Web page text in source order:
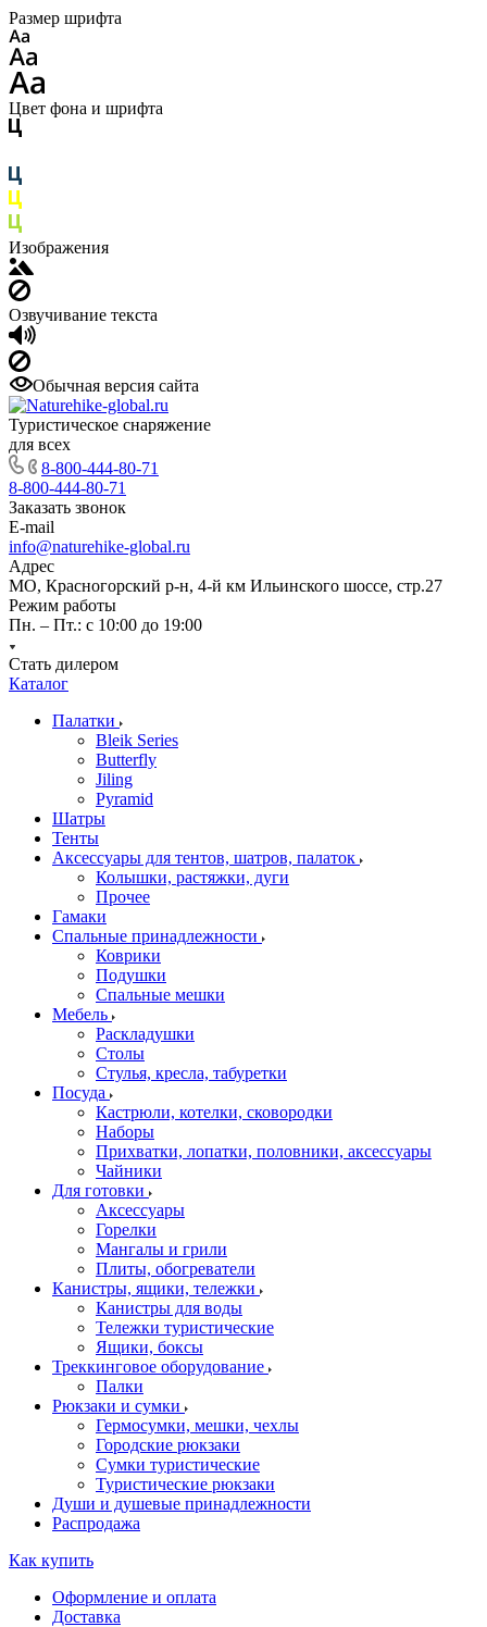
Размер шрифта
Цвет фона и шрифта
Изображения
Озвучивание текста
Обычная версия сайта
Туристическое снаряжение
для всех
8-800-444-80-71
8-800-444-80-71
Заказать звонок
E-mail
info@naturehike-global.ru
Адрес
МО, Красногорский р-н, 4-й км Ильинского шоссе, стр.27
Режим работы
Пн. – Пт.: с 10:00 до 19:00
Стать дилером
Каталог
Палатки
Bleik Series
Butterfly
Jiling
Pyramid
Шатры
Тенты
Аксессуары для тентов, шатров, палаток
Колышки, растяжки, дуги
Прочее
Гамаки
Спальные принадлежности
Коврики
Подушки
Спальные мешки
Мебель
Раскладушки
Столы
Стулья, кресла, табуретки
Посуда
Кастрюли, котелки, сковородки
Наборы
Прихватки, лопатки, половники, аксессуары
Чайники
Для готовки
Аксессуары
Горелки
Мангалы и грили
Плиты, обогреватели
Канистры, ящики, тележки
Канистры для воды
Тележки туристические
Ящики, боксы
Треккинговое оборудование
Палки
Рюкзаки и сумки
Гермосумки, мешки, чехлы
Городские рюкзаки
Сумки туристические
Туристические рюкзаки
Души и душевые принадлежности
Распродажа
Как купить
Оформление и оплата
Доставка